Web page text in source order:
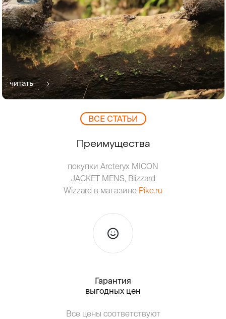
читать
ВCЕ СТАТЬИ
Преимущества
покупки Arcteryx MICON
JACKET MENS, Blizzard
Wizzard в магазине Pike.ru
Гарантия
выгодных цен
Все цены соответствуют